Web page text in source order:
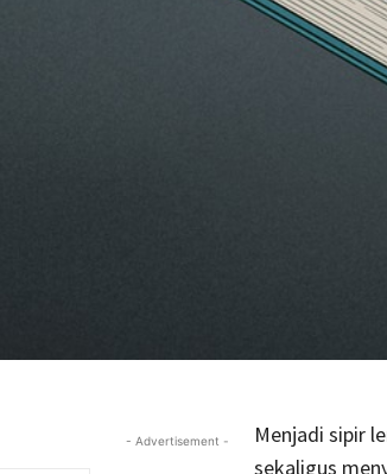
- Advertisement -
Menjadi sipir
sekaligus